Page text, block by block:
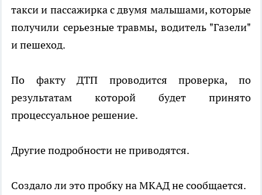
такси и пассажирка с двумя малышами, которые
получили серьезные травмы, водитель "Газели"
и пешеход.
По факту ДТП проводится проверка, по
результатам которой будет принято
процессуальное решение.
Другие подробности не приводятся.
Создало ли это пробку на МКАД не сообщается.